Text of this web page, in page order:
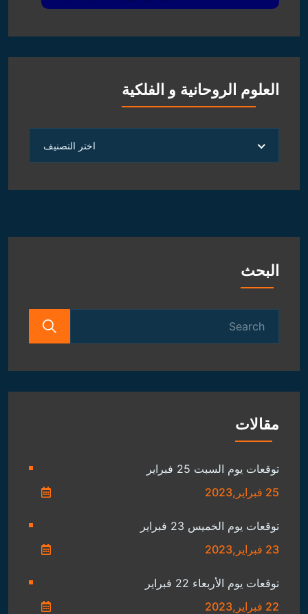
العلوم الروحانية و الفلكية
الروحانية
الفلكية
اختر التصنيف
البحث
مقالات
توقعات يوم السبت 25 فبراير
25 فبراير,2023
توقعات يوم الخميس 23 فبراير
23 فبراير,2023
توقعات يوم الأربعاء 22 فبراير
22 فبراير,2023